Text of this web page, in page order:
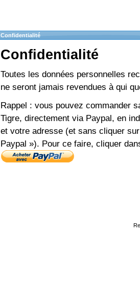
Confidentialité
Confidentialité
Toutes les données personnelles
ne seront jamais revendues à qui
Rappel : vous pouvez commander
Tigre, directement via Paypal, en
et votre adresse (et sans cliquer
Paypal »). Pour ce faire, cliquer